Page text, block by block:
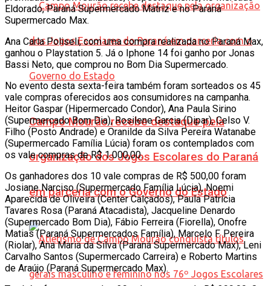
Campo Mourão recebe destaque pela
organização dos Jogos Escolares do Paraná
em parceria com o Governo do Estado
Eldorado, Paraná Supermercado Matriz e no Paraná
Supermercado Max.
Ana Carla Poliseli, com uma compra realizada no Paraná Max,
ganhou o Playstation 5. Já o Iphone 14 foi ganho por Jonas
Bassi Neto, que comprou no Bom Dia Supermercado.
No evento desta sexta-feira também foram sorteados os 45
vale compras oferecidos aos consumidores na campanha.
Heitor Gaspar (Hipermercado Condor), Ana Paula Sirino
(Supermercado Bom Dia), Rosilene Garcia (Dipar), Celso V.
Filho (Posto Andrade) e Oranilde da Silva Pereira Watanabe
(Supermercado Família Lúcia) foram os contemplados com
os vale compras de R$ 1.000,00.
Os ganhadores dos 10 vale compras de R$ 500,00 foram
Josiane Narciso (Supermercado Família Lúcia), Noemi
Aparecida de Oliveira (Center Calçados), Paula Patrícia
Tavares Rosa (Paraná Atacadista), Jacqueline Denardo
(Supermercado Bom Dia), Fábio Ferreira (Fiorella), Onofre
Matias (Paraná Supermercados Família), Marcelo F. Pereira
(Riolar), Ana Maria da Silva (Paraná Supermercado Max), Leni
Carvalho Santos (Supermercado Carreira) e Roberto Martins
de Araújo (Paraná Supermercado Max).